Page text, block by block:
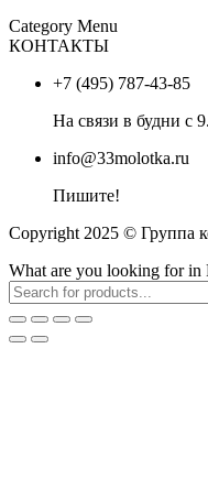
Category Menu
КОНТАКТЫ
+7 (495) 787-43-85
На связи в будни с
info@33molotka.ru
Пишите!
Copyright 2025 © Группа
What are you looking for in